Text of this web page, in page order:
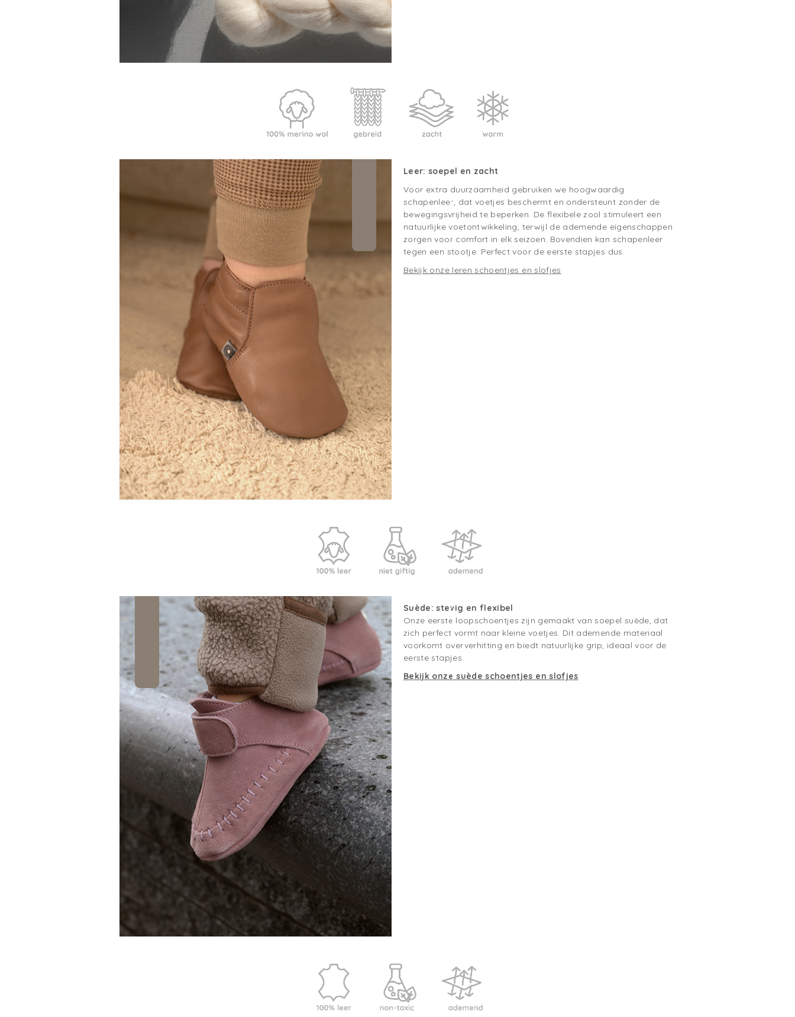
Leer: soepel en zacht
Voor extra duurzaamheid gebruiken we hoogwaardig
schapenleer, dat voetjes beschermt en ondersteunt zonder de
bewegingsvrijheid te beperken. De flexibele zool stimuleert een
natuurlijke voetontwikkeling, terwijl de ademende eigenschappen
zorgen voor comfort in elk seizoen. Bovendien kan schapenleer
tegen een stootje. Perfect voor de eerste stapjes dus.
Bekijk onze leren schoentjes en slofjes
Suède: stevig en flexibel
Onze eerste loopschoentjes zijn gemaakt van soepel suède, dat
zich perfect vormt naar kleine voetjes. Dit ademende materiaal
voorkomt oververhitting en biedt natuurlijke grip, ideaal voor de
eerste stapjes.
Bekijk onze suède schoentjes en slofjes